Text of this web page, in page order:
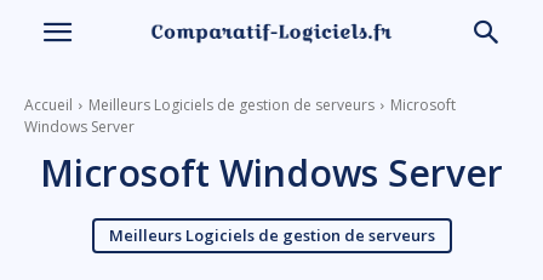
Accueil Meilleurs Logiciels de gestion de serveurs
Microsoft
Windows Server
Microsoft Windows Server
Meilleurs Logiciels de gestion de serveurs